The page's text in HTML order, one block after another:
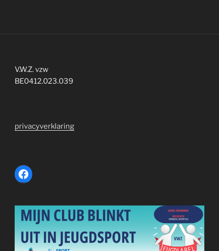
V.W.Z. vzw
BE0412.023.039
privacyverklaring
Facebook